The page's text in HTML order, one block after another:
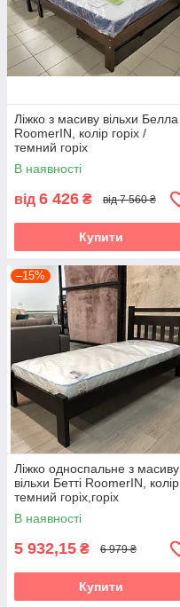
Ліжко з масиву вільхи Белла
RoomerIN, колір горіх /
темний горіх
В наявності
від 6 426 ₴ від 7 560 ₴
Купити
–15%
Ліжко односпальне з масиву
вільхи Бетті RoomerIN, колір
темний горіх,горіх
В наявності
5 932,15 ₴ 6 979 ₴
Купити